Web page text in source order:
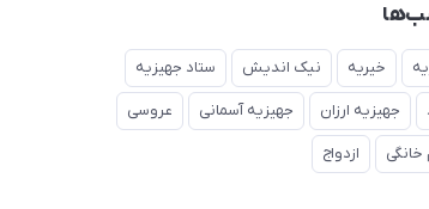
خیریه نیک اندیش ستاد جهیزیه
جهیزیه ارزان جهیزیه آسمانی عروسی
خانگی ازدواج